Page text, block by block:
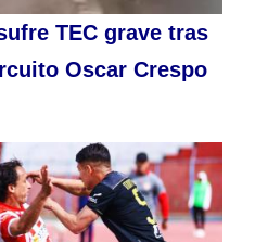
TEC grave tras
Oscar Crespo